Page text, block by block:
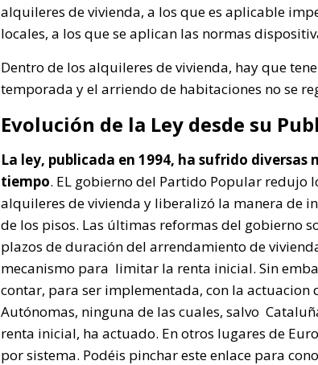
alquileres de vivienda, a los que es aplicable
locales, a los que se aplican las normas
Dentro de los alquileres de vivienda, hay que
temporada y el arriendo de habitaciones no se
Evolución de la Ley desde su
La ley, publicada en 1994, ha sufrido
tiempo. EL gobierno del Partido Popular redujo
alquileres de vivienda y liberalizó la manera de
de los pisos. Las últimas reformas del gobierno
plazos de duración del arrendamiento de
mecanismo para limitar la renta inicial. Sin
contar, para ser implementada, con la actuacion
Autónomas, ninguna de las cuales, salvo
renta inicial, ha actuado. En otros lugares de
por sistema. Podéis pinchar este enlace para